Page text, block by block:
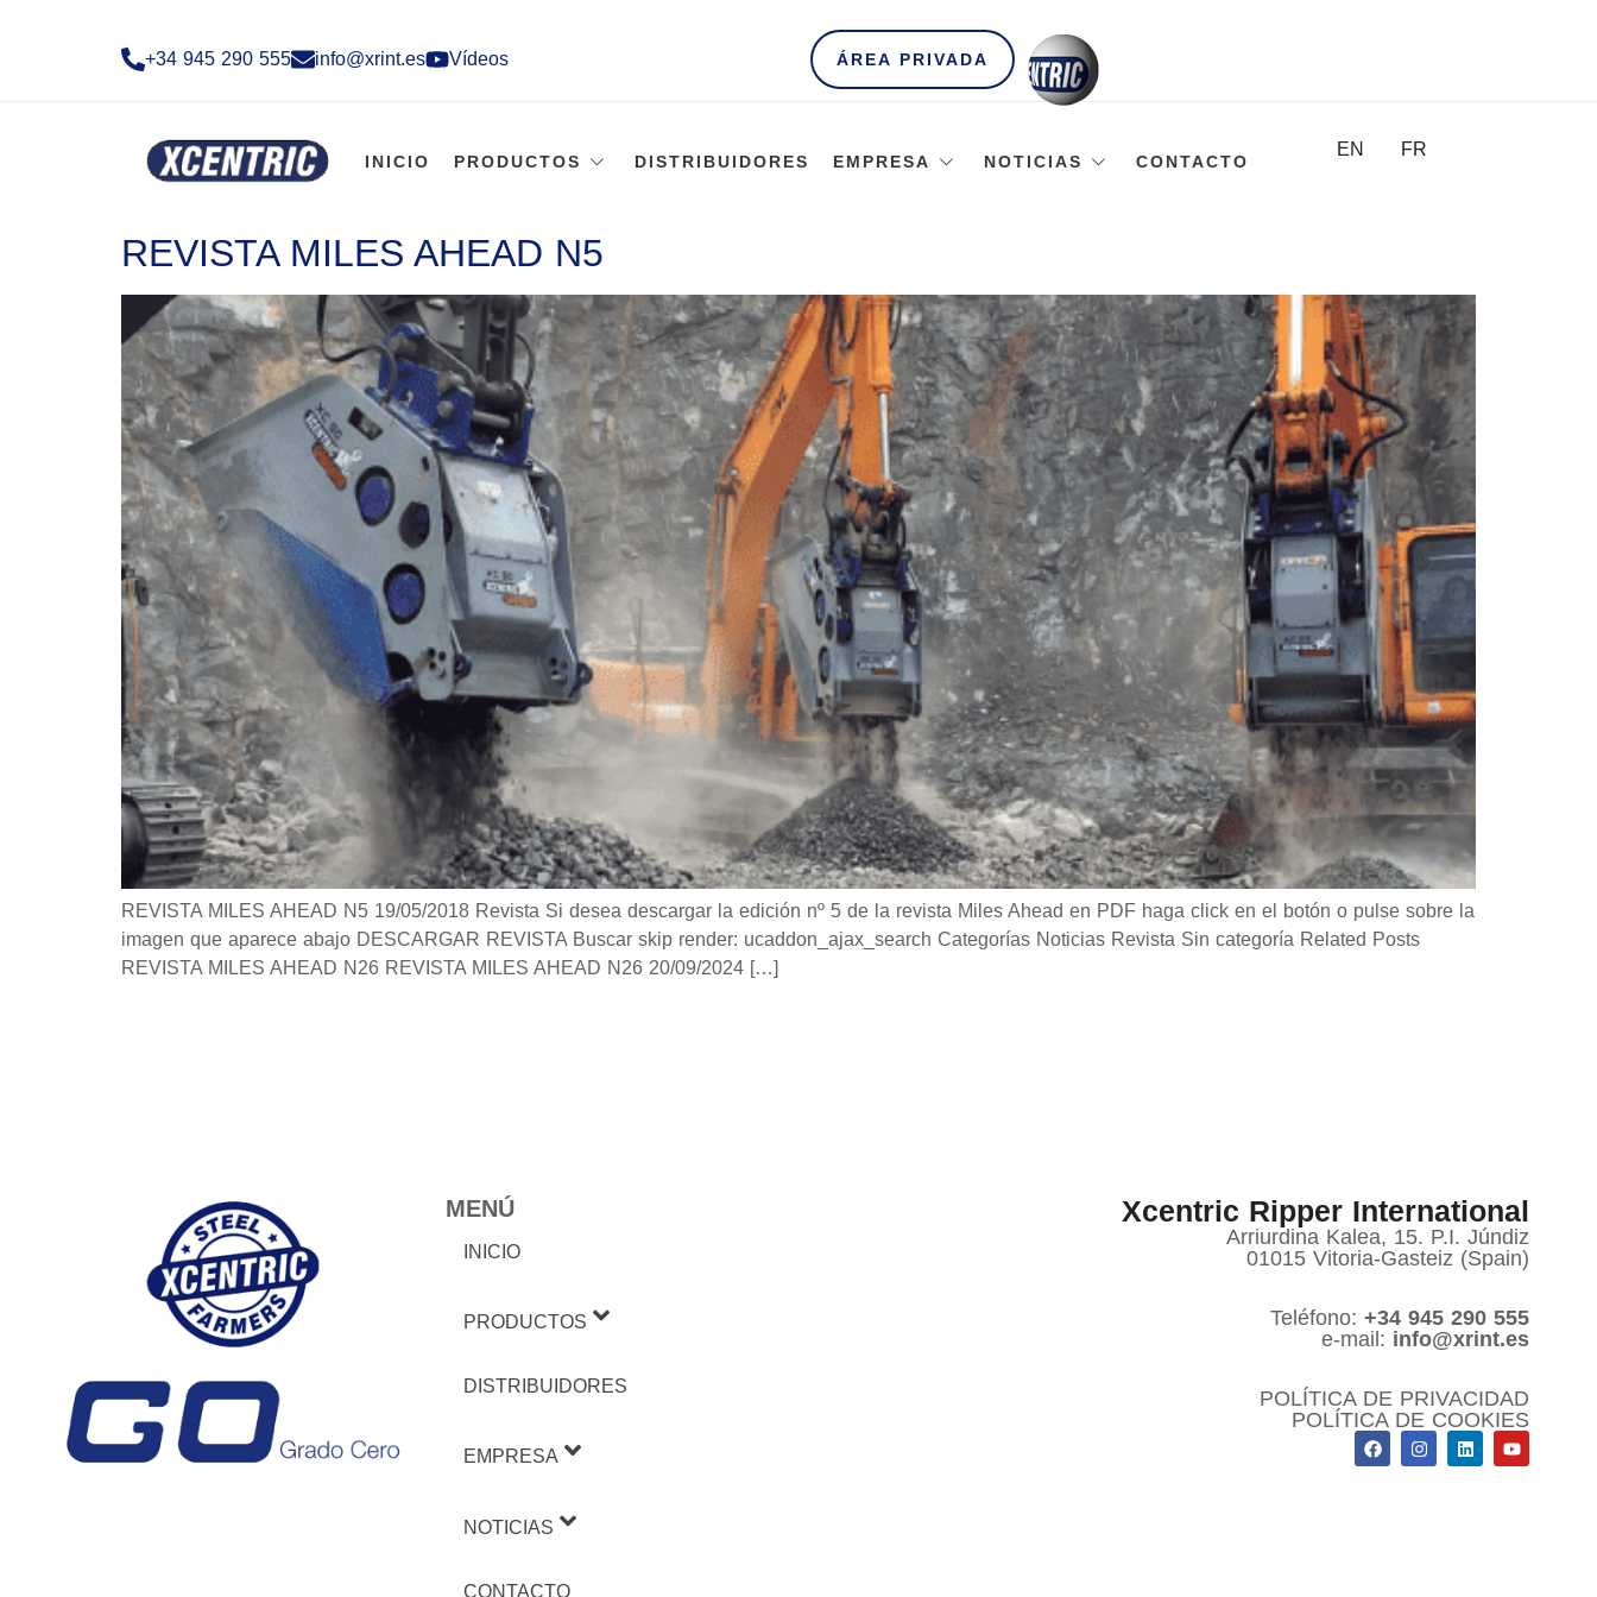
+34 945 290 555​ info@xrint.es Vídeos ÁREA PRIVADA
INICIO PRODUCTOS DISTRIBUIDORES EMPRESA NOTICIAS CONTACTO
EN FR
REVISTA MILES AHEAD N5
REVISTA MILES AHEAD N5 19/05/2018 Revista Si desea descargar la edición nº 5 de la revista Miles Ahead en PDF haga click en el botón o pulse sobre la
imagen que aparece abajo DESCARGAR REVISTA Buscar skip render: ucaddon_ajax_search Categorías Noticias Revista Sin categoría Related Posts
REVISTA MILES AHEAD N26 REVISTA MILES AHEAD N26 20/09/2024 […]
MENÚ
INICIO
PRODUCTOS
DISTRIBUIDORES
EMPRESA
NOTICIAS
CONTACTO
Xcentric Ripper International
Arriurdina Kalea, 15. P.I. Júndiz
01015 Vitoria-Gasteiz (Spain)
Teléfono: +34 945 290 555
e-mail: info@xrint.es
POLÍTICA DE PRIVACIDAD
POLÍTICA DE COOKIES